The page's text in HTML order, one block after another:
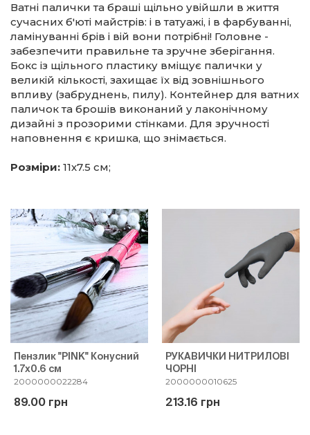
Ватні палички та браші щільно увійшли в життя
сучасних б'юті майстрів: і в татуажі, і в фарбуванні,
ламінуванні брів і вій вони потрібні! Головне -
забезпечити правильне та зручне зберігання.
Бокс із щільного пластику вміщує палички у
великій кількості, захищає їх від зовнішнього
впливу (забруднень, пилу). Контейнер для ватних
паличок та брошів виконаний у лаконічному
дизайні з прозорими стінками. Для зручності
наповнення є кришка, що знімається.
Розміри: 11х7.5 см;
Пензлик "PINK" Конусний
1.7х0.6 см
2000000022284
89.00 грн
РУКАВИЧКИ НИТРИЛОВІ
ЧОРНІ
2000000010625
213.16 грн